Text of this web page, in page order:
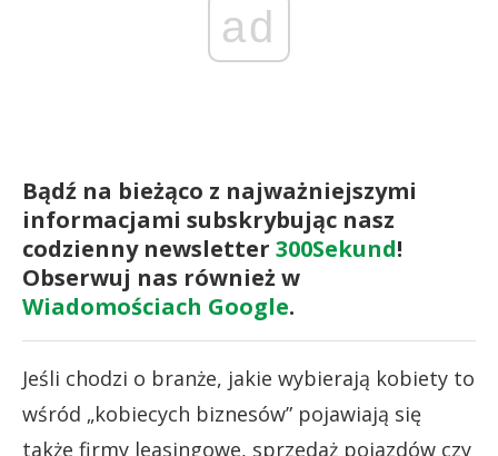
ad
Bądź na bieżąco z najważniejszymi
informacjami subskrybując nasz
codzienny newsletter 300Sekund!
Obserwuj nas również w
Wiadomościach Google.
Jeśli chodzi o branże, jakie wybierają kobiety to
wśród „kobiecych biznesów” pojawiają się
także firmy leasingowe, sprzedaż pojazdów czy